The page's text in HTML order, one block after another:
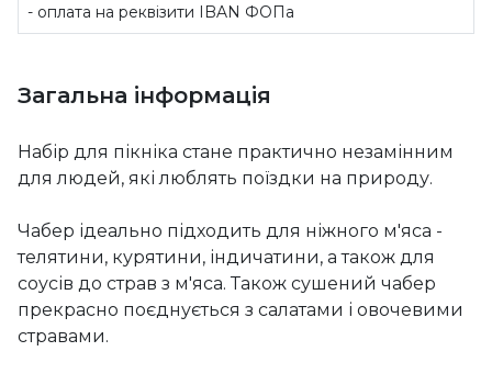
- оплата на реквізити IBAN ФОПа
Загальна інформація
Набір для пікніка стане практично незамінним
для людей, які люблять поїздки на природу.
Чабер ідеально підходить для ніжного м'яса -
телятини, курятини, індичатини, а також для
соусів до страв з м'яса. Також сушений чабер
прекрасно поєднується з салатами і овочевими
стравами.